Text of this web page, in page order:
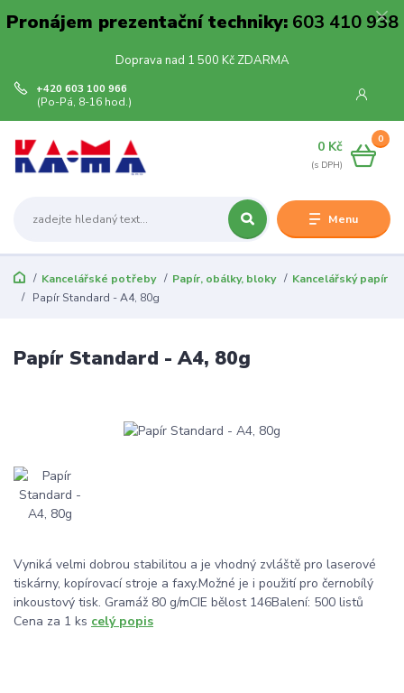
Pronájem prezentační techniky:603 410 938
Doprava nad 1 500 Kč ZDARMA
Menu
+420 603 100 966
(Po-Pá, 8-16 hod.)
0
0 Kč
Kancelářské potřeby Papír, obálky, bloky
Kancelářský papír
Papír Standard - A4, 80g
Papír Standard - A4, 80g
Vyniká velmi dobrou stabilitou a je vhodný zvláště pro laserové
tiskárny, kopírovací stroje a faxy.Možné je i použití pro černobílý
inkoustový tisk. Gramáž 80 g/mCIE bělost 146Balení: 500 listů
Cena za 1 ks celý popis